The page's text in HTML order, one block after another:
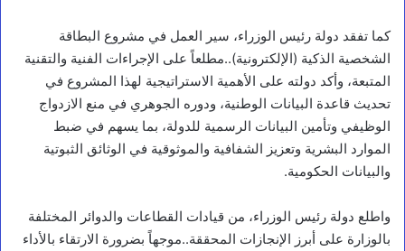
كما تفقد دولة رئيس الوزراء، سير العمل في مشروع البطاقة
الشخصية الذكية (الإلكترونية)..مطلعاً على الإجراءات الفنية والتقنية
المتبعة، وأكد دولته على الأهمية الاستراتيجية لهذا المشروع في
تحديث قاعدة البيانات الوطنية، ودوره الجوهري في منع الازدواج
الوظيفي وتأمين البيانات الرسمية للدولة، بما يسهم في ضبط
الموارد البشرية وتعزيز الشفافية والموثوقية في الوثائق الثبوتية
والبيانات الحكومية.
واطلع دولة رئيس الوزراء، من قيادات القطاعات والدوائر المختلفة
بالوزارة على أبرز الإنجازات المحققة..موجهاً بضرورة الارتقاء بالأداء